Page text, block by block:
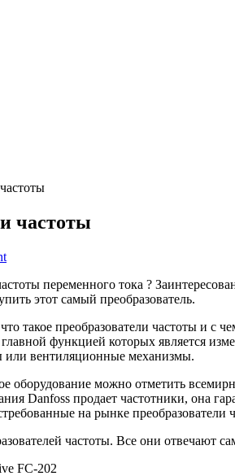
частоты
переменного тока ?
этот самый преобразователь.
такое преобразователи частоты и с
главной функцией которых является
или вентиляционные механизмы.
можно отметить
Danfoss продает частотники, она
на рынке преобразователи
частоты. Все они
FC-202